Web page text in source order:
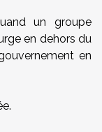
un groupe
en dehors du
en